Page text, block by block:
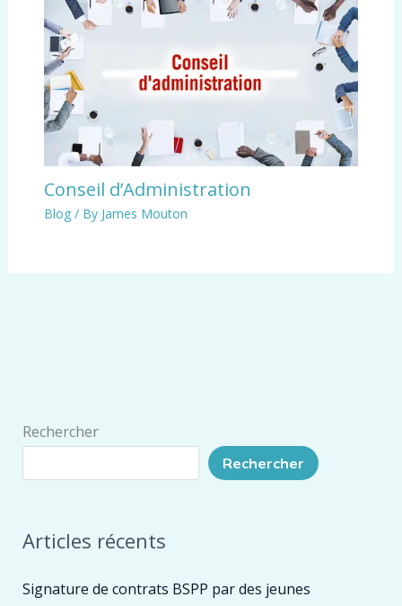
Conseil d’Administration
Blog/ By James Mouton
Rechercher
Rechercher
Articles récents
Signature de contrats BSPP par des jeunes